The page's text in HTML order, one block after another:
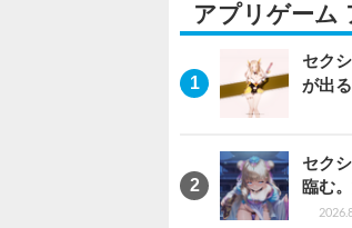
アプリゲーム
セク
が出
セク
臨む